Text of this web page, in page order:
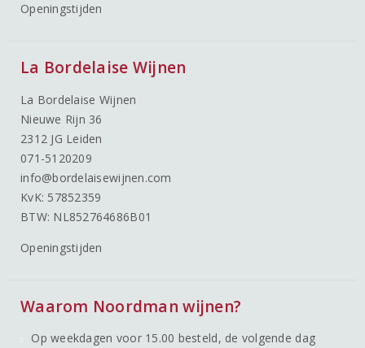
Openingstijden
La Bordelaise Wijnen
La Bordelaise Wijnen
Nieuwe Rijn 36
2312 JG Leiden
071-5120209
info@bordelaisewijnen.com
KvK: 57852359
BTW: NL852764686B01
Openingstijden
Waarom Noordman wijnen?
Op weekdagen voor 15.00 besteld, de volgende dag